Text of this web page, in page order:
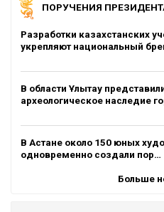
ПОРУЧЕНИЯ
Разработки казахстанских
укрепляют национальный
В области Ұлытау
археологическое наследие
В Астане около 150 юных
одновременно создали пор…
Больше